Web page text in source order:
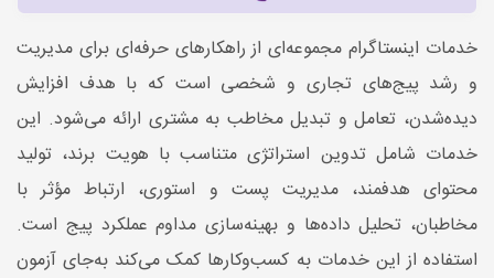
خدمات اینستاگرام مجموعه‌ای از راهکارهای حرفه‌ای برای مدیریت
و رشد پیج‌های تجاری و شخصی است که با هدف افزایش
دیده‌شدن، تعامل و تبدیل مخاطب به مشتری ارائه می‌شود. این
خدمات شامل تدوین استراتژی متناسب با هویت برند، تولید
محتوای هدفمند، مدیریت پست و استوری، ارتباط مؤثر با
مخاطبان، تحلیل داده‌ها و بهینه‌سازی مداوم عملکرد پیج است.
استفاده از این خدمات به کسب‌وکارها کمک می‌کند به‌جای آزمون